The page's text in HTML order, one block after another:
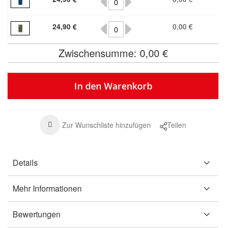
24,90 € 0,00 €
Zwischensumme: 0,00 €
In den Warenkorb
Zur Wunschliste hinzufügen Teilen
Details
Mehr Informationen
Bewertungen